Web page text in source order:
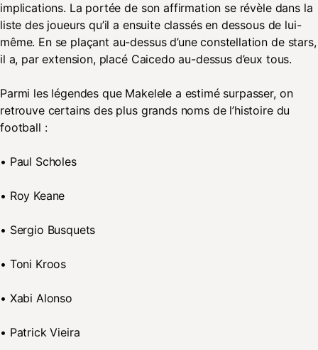
implications. La portée de son affirmation se révèle dans la
liste des joueurs qu’il a ensuite classés en dessous de lui-
même. En se plaçant au-dessus d’une constellation de stars,
il a, par extension, placé Caicedo au-dessus d’eux tous.
Parmi les légendes que Makelele a estimé surpasser, on
retrouve certains des plus grands noms de l’histoire du
football :
• Paul Scholes
• Roy Keane
• Sergio Busquets
• Toni Kroos
• Xabi Alonso
• Patrick Vieira